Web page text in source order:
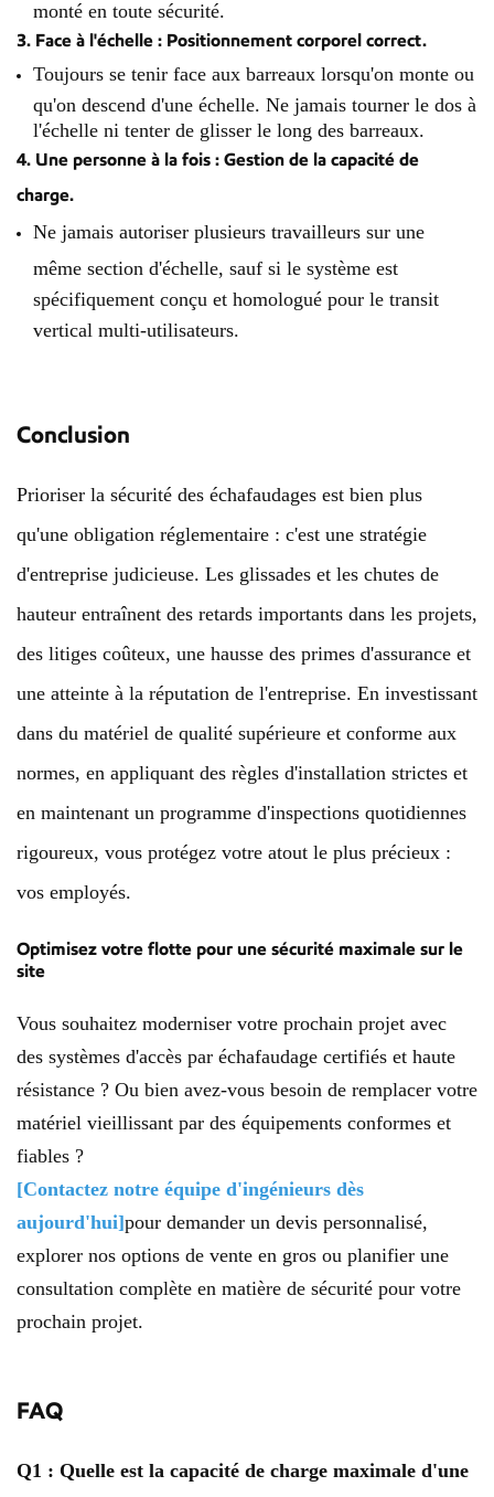
monté en toute sécurité.
3. Face à l'échelle : Positionnement corporel correct.
Toujours se tenir face aux barreaux lorsqu'on monte ou
qu'on descend d'une échelle. Ne jamais tourner le dos à
l'échelle ni tenter de glisser le long des barreaux.
4. Une personne à la fois : Gestion de la capacité de
charge.
Ne jamais autoriser plusieurs travailleurs sur une
même section d'échelle, sauf si le système est
spécifiquement conçu et homologué pour le transit
vertical multi-utilisateurs.
Conclusion
Prioriser la sécurité des échafaudages est bien plus
qu'une obligation réglementaire : c'est une stratégie
d'entreprise judicieuse. Les glissades et les chutes de
hauteur entraînent des retards importants dans les projets,
des litiges coûteux, une hausse des primes d'assurance et
une atteinte à la réputation de l'entreprise. En investissant
dans du matériel de qualité supérieure et conforme aux
normes, en appliquant des règles d'installation strictes et
en maintenant un programme d'inspections quotidiennes
rigoureux, vous protégez votre atout le plus précieux :
vos employés.
Optimisez votre flotte pour une sécurité maximale sur le
site
Vous souhaitez moderniser votre prochain projet avec
des systèmes d'accès par échafaudage certifiés et haute
résistance ? Ou bien avez-vous besoin de remplacer votre
matériel vieillissant par des équipements conformes et
fiables ?
[Contactez notre équipe d'ingénieurs dès
aujourd'hui]pour demander un devis personnalisé,
explorer nos options de vente en gros ou planifier une
consultation complète en matière de sécurité pour votre
prochain projet.
FAQ
Q1 : Quelle est la capacité de charge maximale d'une